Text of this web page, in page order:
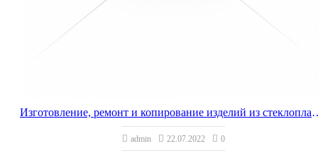
Изготовление, ремонт и
admin 22.07.2022 0